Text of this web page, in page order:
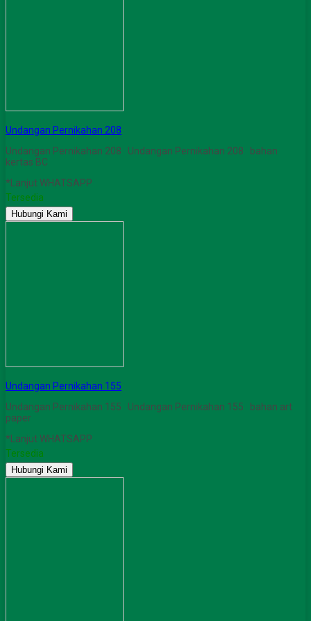
Undangan Pernikahan 208
Undangan Pernikahan 208 Undangan Pernikahan 208 bahan
kertas BC
*Lanjut WHATSAPP
Tersedia
Hubungi Kami
Undangan Pernikahan 155
Undangan Pernikahan 155 Undangan Pernikahan 155 bahan art
paper
*Lanjut WHATSAPP
Tersedia
Hubungi Kami